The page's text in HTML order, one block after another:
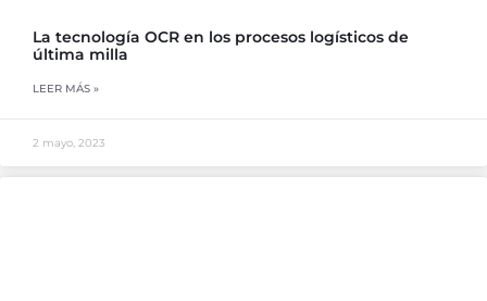
La tecnología OCR en los procesos logísticos de
última milla
LEER MÁS »
2 mayo, 2023